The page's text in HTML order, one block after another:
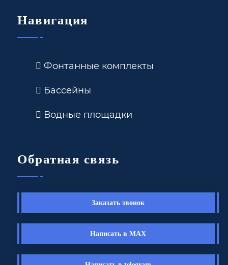
Навигация
Фонтанные комплекты
Бассейны
Водные площадки
Обратная связь
Заказать звонок
Написать в MAX